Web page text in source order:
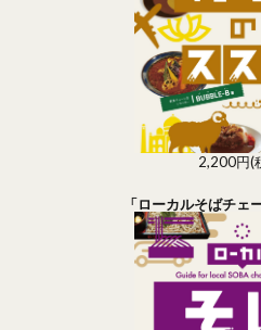
2,200円(
「ローカルそばチェ